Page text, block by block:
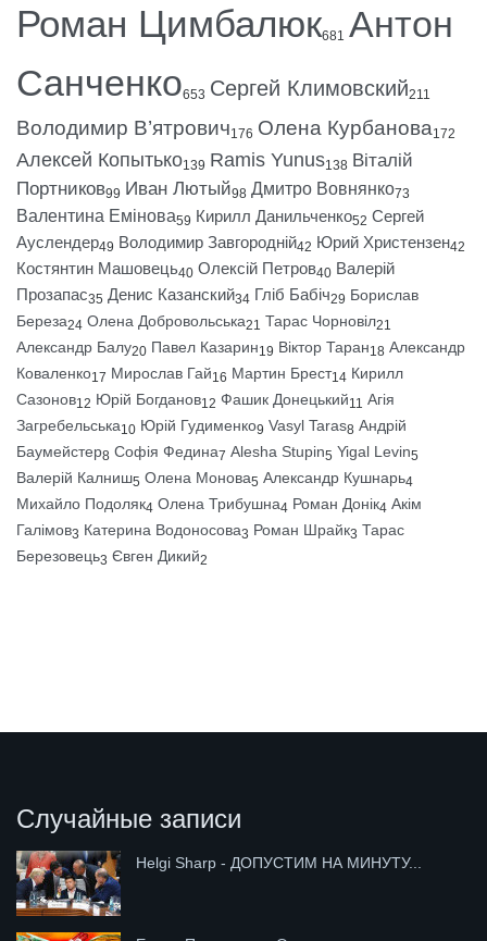
Роман Цимбалюк681 Антон
Санченко653 Сергей Климовский211
Володимир В’ятрович176 Олена Курбанова172
Алексей Копытько139 Ramis Yunus138 Віталій
Портников99 Иван Лютый98 Дмитро Вовнянко73
Валентина Емінова59 Кирилл Данильченко52 Сергей
Ауслендер49 Володимир Завгородній42 Юрий Христензен42
Костянтин Машовець40 Олексій Петров40 Валерій
Прозапас35 Денис Казанский34 Гліб Бабіч29 Борислав
Береза24 Олена Добровольська21 Тарас Чорновіл21
Александр Балу20 Павел Казарин19 Віктор Таран18 Александр
Коваленко17 Мирослав Гай16 Мартин Брест14 Кирилл
Сазонов12 Юрій Богданов12 Фашик Донецький11 Агія
Загребельська10 Юрій Гудименко9 Vasyl Taras8 Андрій
Баумейстер8 Софія Федина7 Alesha Stupin5 Yigal Levin5
Валерій Калниш5 Олена Монова5 Александр Кушнарь4
Михайло Подоляк4 Олена Трибушна4 Роман Донік4 Акім
Галімов3 Катерина Водоносова3 Роман Шрайк3 Тарас
Березовець3 Євген Дикий2
Случайные записи
Helgi Sharp - ДОПУСТИМ НА МИНУТУ...